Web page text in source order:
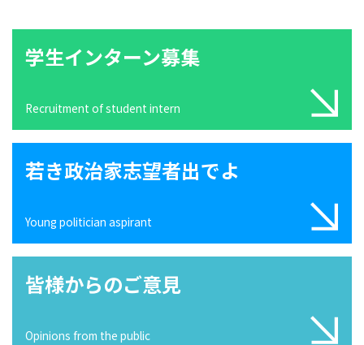
学生インターン募集
Recruitment of student intern
若き政治家志望者出でよ
Young politician aspirant
皆様からのご意見
Opinions from the public